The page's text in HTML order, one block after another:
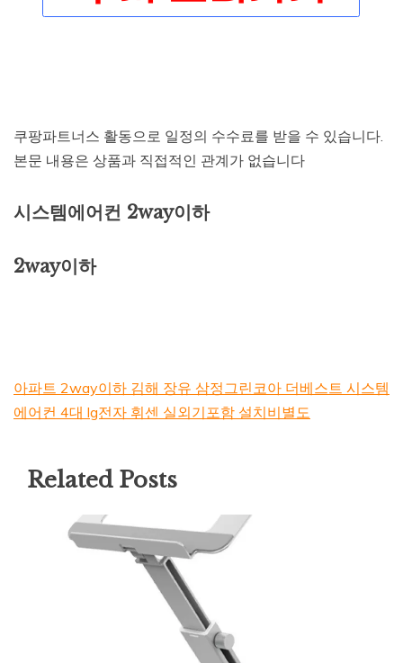
쿠팡파트너스 활동으로 일정의 수수료를 받을 수 있습니다.
본문 내용은 상품과 직접적인 관계가 없습니다
시스템에어컨 2way이하
2way이하
아파트 2way이하 김해 장유 삼정그린코아 더베스트 시스템
에어컨 4대 lg전자 휘센 실외기포함 설치비별도
Related Posts